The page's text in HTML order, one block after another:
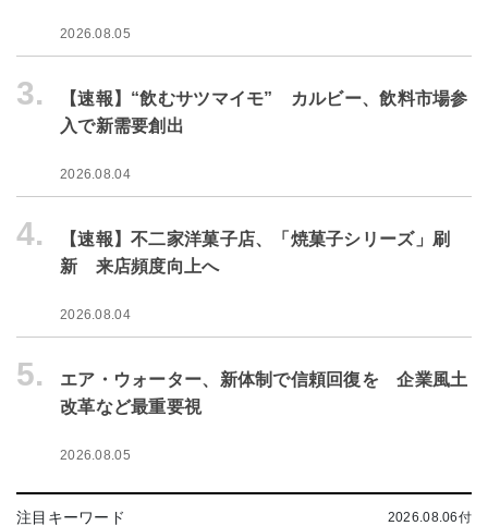
2026.08.05
3.
【速報】“飲むサツマイモ” カルビー、飲料市場参
入で新需要創出
2026.08.04
4.
【速報】不二家洋菓子店、「焼菓子シリーズ」刷
新 来店頻度向上へ
2026.08.04
5.
エア・ウォーター、新体制で信頼回復を 企業風土
改革など最重要視
2026.08.05
注目キーワード 2026.08.06付